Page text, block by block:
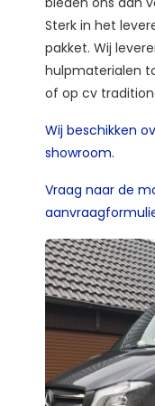
Sterk in het
pakket. Wij
hulpmaterialen
of op cv
Wij beschikken
showroom.
Vraag naar de